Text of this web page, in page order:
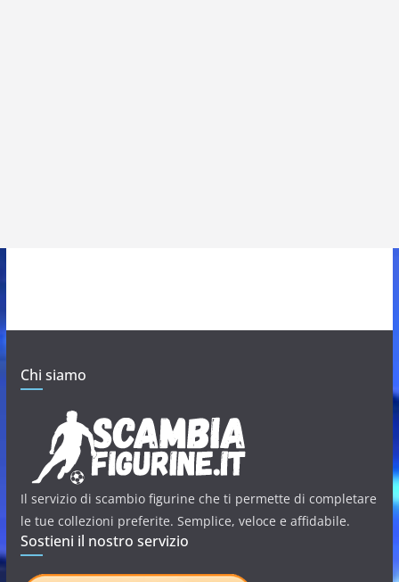
Chi siamo
Il servizio di scambio figurine che ti permette di completare
le tue collezioni preferite. Semplice, veloce e affidabile.
Sostieni il nostro servizio